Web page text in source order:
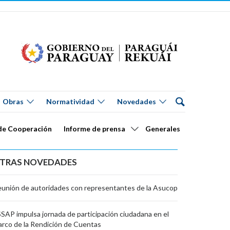
Obras Normatividad Novedades
Cooperación Informe de prensa Generales
NOVEDADES
de autoridades con representantes de la Asucop
impulsa jornada de participación ciudadana en el
de la Rendición de Cuentas